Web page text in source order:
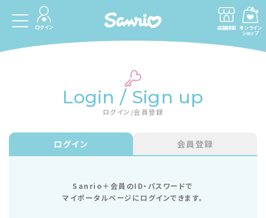
ログイン 店舗検索 オンライン
ショップ
Login / Sign up
ログイン/会員登録
ログイン 会員登録
Sanrio＋会員のID・パスワードで
マイポータルページにログインできます。